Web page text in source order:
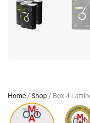
Home/ Shop/ Box 4